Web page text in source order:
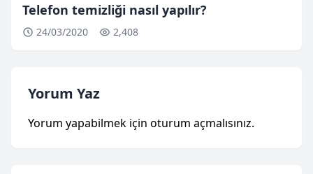
Telefon temizliği nasıl yapılır?
24/03/2020 2,408
Yorum Yaz
Yorum yapabilmek için oturum açmalısınız.